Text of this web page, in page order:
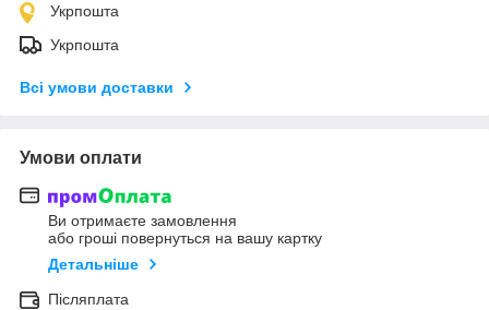
Укрпошта
Укрпошта
Всі умови доставки
Умови оплати
Ви отримаєте замовлення
або гроші повернуться на вашу картку
Детальніше
Післяплата